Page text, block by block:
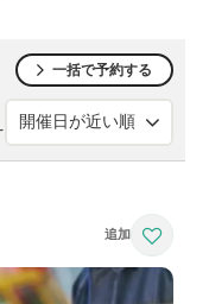
一括で予約する